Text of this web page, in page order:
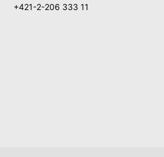
+421-2-206 333 11